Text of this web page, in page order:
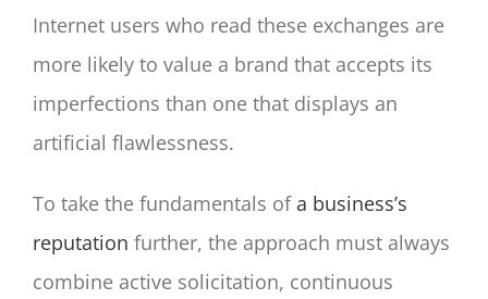
Internet users who read these exchanges are
more likely to value a brand that accepts its
imperfections than one that displays an
artificial flawlessness.
To take the fundamentals ofa business’s
reputation further, the approach must always
combine active solicitation, continuous